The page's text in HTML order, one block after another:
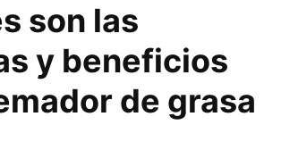
son las
y beneficios
de grasa